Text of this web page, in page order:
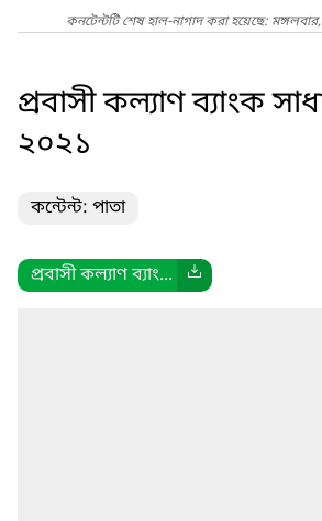
কনটেন্টটি শেষ হাল-নাগাদ করা হয়েছে:
প্রবাসী কল্যাণ ব্যাংক
২০২১
কন্টেন্ট: পাতা
প্রবাসী কল্যাণ ব্যাং...